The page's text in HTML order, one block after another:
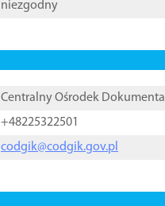
niezgodny
Centralny Ośrodek
+48225322501
codgik@codgik.gov.pl